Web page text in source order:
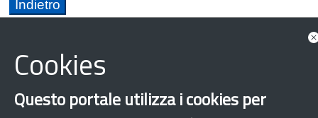
Cookies
Questo portale utilizza i cookies per